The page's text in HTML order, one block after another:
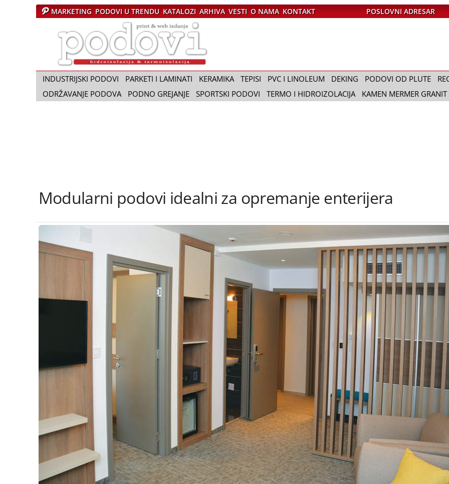
MARKETING PODOVI U TRENDU KATALOZI ARHIVA VESTI O NAMA KONTAKT POSLOVNI ADRESAR
a
p
i
P
INDUSTRIJSKI PODOVI PARKETI I LAMINATI KERAMIKA TEPISI PVC I LINOLEUM DEKING PODOVI OD PLUTE
ODRŽAVANJE PODOVA
PODNO GREJANJE SPORTSKI PODOVI TERMO I HIDROIZOLACIJA KAMEN MERMER GRANIT
Modularni podovi idealni za opremanje enterijera